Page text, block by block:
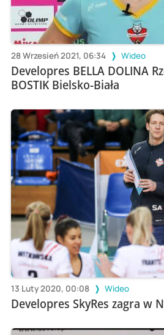
28 Wrzesień 2021, 06:34 Wideo
Developres BELLA DOLINA
BOSTIK Bielsko-Biała
13 Luty 2020, 00:08 Wideo
Developres SkyRes zagra w